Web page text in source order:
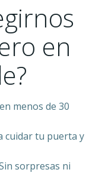
en
menos de 30
cuidar tu puerta y
sorpresas ni